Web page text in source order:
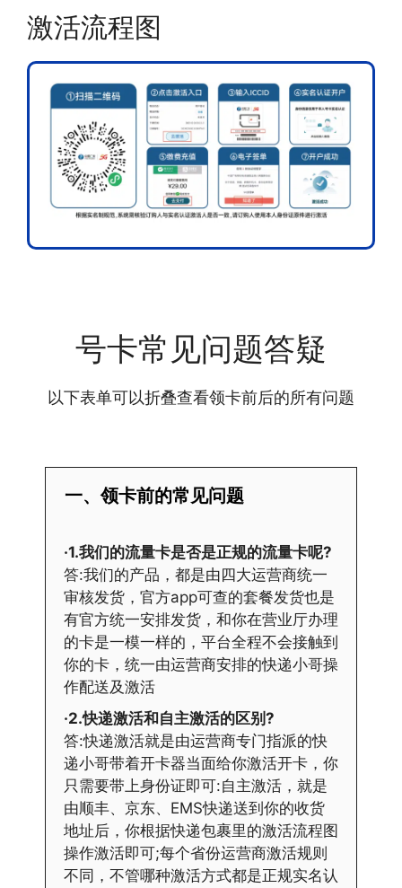
激活流程图
号卡常见问题答疑
以下表单可以折叠查看领卡前后的所有问题
一、领卡前的常见问题
·1.我们的流量卡是否是正规的流量卡呢?
答:我们的产品，都是由四大运营商统一
审核发货，官方app可查的套餐发货也是
有官方统一安排发货，和你在营业厅办理
的卡是一模一样的，平台全程不会接触到
你的卡，统一由运营商安排的快递小哥操
作配送及激活
·2.快递激活和自主激活的区别?
答:快递激活就是由运营商专门指派的快
递小哥带着开卡器当面给你激活开卡，你
只需要带上身份证即可:自主激活，就是
由顺丰、京东、EMS快递送到你的收货
地址后，你根据快递包裹里的激活流程图
操作激活即可;每个省份运营商激活规则
不同，不管哪种激活方式都是正规实名认